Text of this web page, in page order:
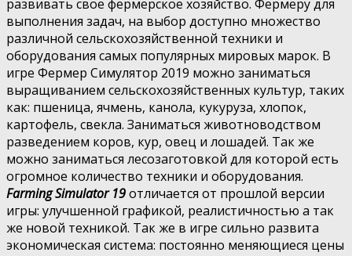
развивать свое фермерское хозяйство. Фермеру для
выполнения задач, на выбор доступно множество
различной сельскохозяйственной техники и
оборудования самых популярных мировых марок. В
игре Фермер Симулятор 2019 можно заниматься
выращиванием сельскохозяйственных культур, таких
как: пшеница, ячмень, канола, кукуруза, хлопок,
картофель, свекла. Заниматься животноводством
разведением коров, кур, овец и лошадей. Так же
можно заниматься лесозаготовкой для которой есть
огромное количество техники и оборудования.
Farming Simulator 19отличается от прошлой версии
игры: улучшенной графикой, реалистичностью а так
же новой техникой. Так же в игре сильно развита
экономическая система: постоянно меняющиеся цены